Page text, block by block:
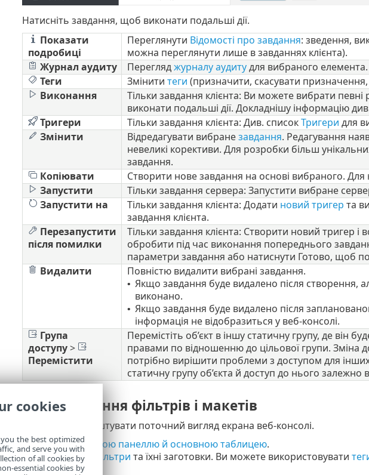
Натисніть завдання, щоб виконати подальші дії.
Показати
подробиці
Переглянути Відомості про завдання: зведення,
можна переглянути лише в завданнях клієнта).
Журнал аудиту
Перегляджурналу аудитудля вибраного елемента.
Теги
Змінити теги (призначити, скасувати
Виконання
Тільки завдання клієнта: Ви можете вибрати
виконати подальші дії. Докладнішу інформацію
Тригери
Тільки завдання клієнта: Див. списокТригери для
Змінити
Відредагувати вибранезавдання. Редагування
невеликі корективи. Для розробки більш
завдання.
Копіювати
Створити нове завдання на основі вибраного. Для
Запустити
Тільки завдання сервера: Запустити вибране
Запустити на
Тільки завдання клієнта: Додати новий тригер та
завдання клієнта.
Перезапустити
після помилки
Тільки завдання клієнта: Створити новий тригер і
обробити під час виконання попереднього
параметри завдання або натиснути Готово, щоб
Видалити
Повністю видалити вибрані завдання.
• Якщо завдання буде видалено після створення,
виконано.
• Якщо завдання буде видалено після
інформація не відобразиться у веб-консолі.
Група
доступу>
Перемістити
Перемістіть об’єкт в іншу статичну групу, де він
правами по відношенню до цільової групи. Зміна
потрібно вирішити проблеми з доступом для
статичну групу об’єкта й доступ до нього залежно
Налаштування фільтрів і макетів
Ви можете налаштувати поточний вигляд екрана веб-консолі.
• Керуйте бічною панеллю й основною таблицею.
• Додавайте фільтри та їхні заготовки. Ви можете використовувати
елементів.
cookies
the best optimized
and serve you with
of all cookies by
essential cookies by